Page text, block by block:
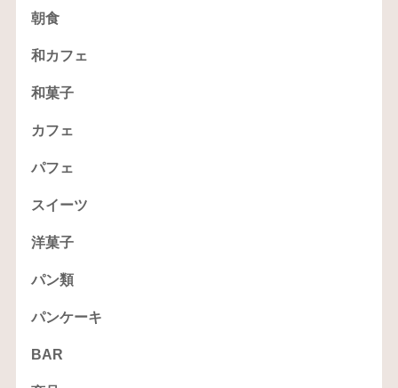
朝食
和カフェ
和菓子
カフェ
パフェ
スイーツ
洋菓子
パン類
パンケーキ
BAR